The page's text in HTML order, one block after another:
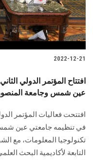
2022-12-21
افتتاح المؤتمر الدولي
عين شمس وجامعة
افتتحت فعاليات المؤتمر
في تنظيمه جامعتي عين
تكنولوجيا المعلومات، مع
التابعة لأكاديمية البحث